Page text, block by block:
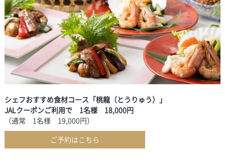
シェフおすすめ食材コース「桃龍（とうりゅう）」
JALクーポンご利用で 1名様 18,000円
（通常 1名様 19,000円）
ご予約はこちら